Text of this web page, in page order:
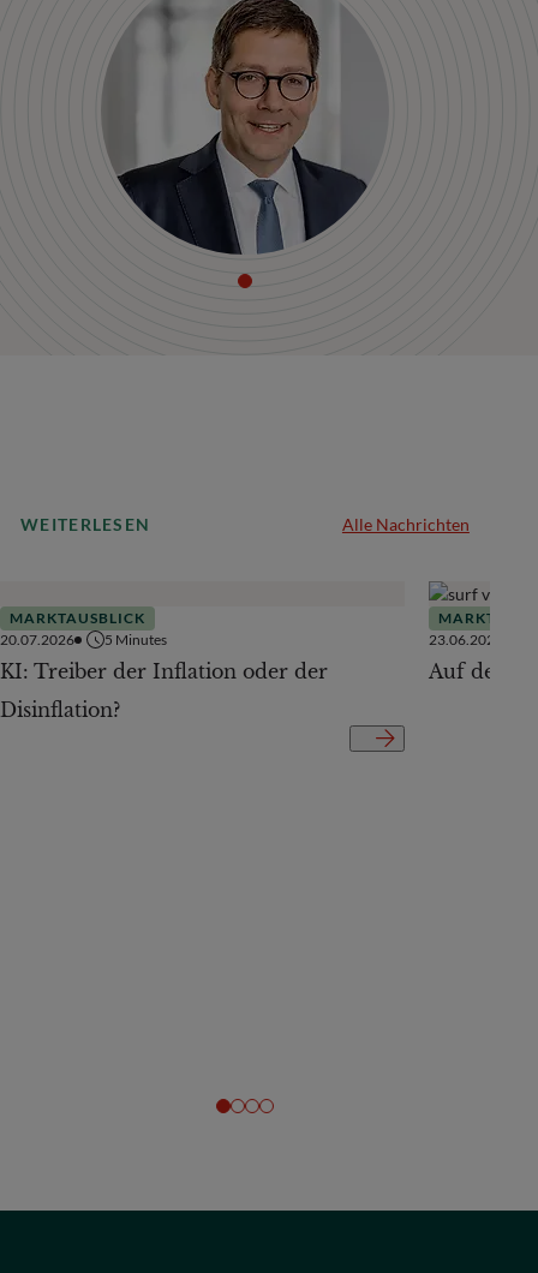
WEITERLESEN Alle Nachrichten
MARKTAUSBLICK
20.07.2026
5 Minutes
KI: Treiber der Inflation oder der
Disinflation?
23.06.2026
Auf der